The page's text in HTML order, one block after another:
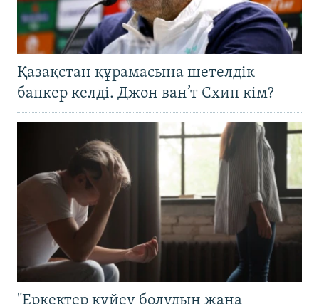
Қазақстан құрамасына шетелдік
бапкер келді. Джон ван’т Схип кім?
"Еркектер күйеу болудың жаңа